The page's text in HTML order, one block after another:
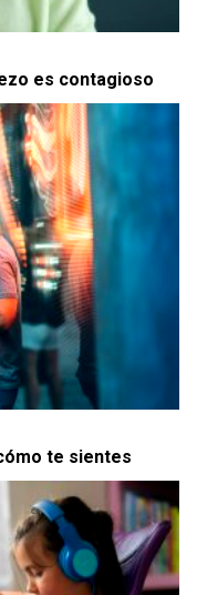
es contagioso
te sientes